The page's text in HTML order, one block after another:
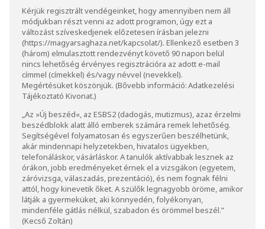
Kérjük regisztrált vendégeinket, hogy amennyiben nem áll
módjukban részt venni az adott programon, úgy ezt a
változást szíveskedjenek előzetesen írásban jelezni
(https://magyarsaghaza.net/kapcsolat/). Ellenkező esetben 3
(három) elmulasztott rendezvényt követő 90 napon belül
nincs lehetőség érvényes regisztrációra az adott e-mail
címmel (címekkel) és/vagy névvel (nevekkel).
Megértésüket köszönjük. (Bővebb információ:Adatkezelési
Tájékoztató Kivonat.)
„Az »Új beszéd«, az ESBS2 (dadogás, mutizmus), azaz érzelmi
beszédblokk alatt álló emberek számára remek lehetőség.
Segítségével folyamatosan és egyszerűen beszélhetünk,
akár mindennapi helyzetekben, hivatalos ügyekben,
telefonáláskor, vásárláskor. A tanulók aktívabbak lesznek az
órákon, jobb eredményeket érnek el a vizsgákon (egyetem,
záróvizsga, válaszadás, prezentáció), és nem fognak félni
attól, hogy kinevetik őket. A szülők legnagyobb öröme, amikor
látják a gyermeküket, aki könnyedén, folyékonyan,
mindenféle gátlás nélkül, szabadon és örömmel beszél.”
(Kecső Zoltán)